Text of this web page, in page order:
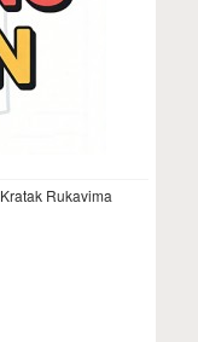
Rukavima